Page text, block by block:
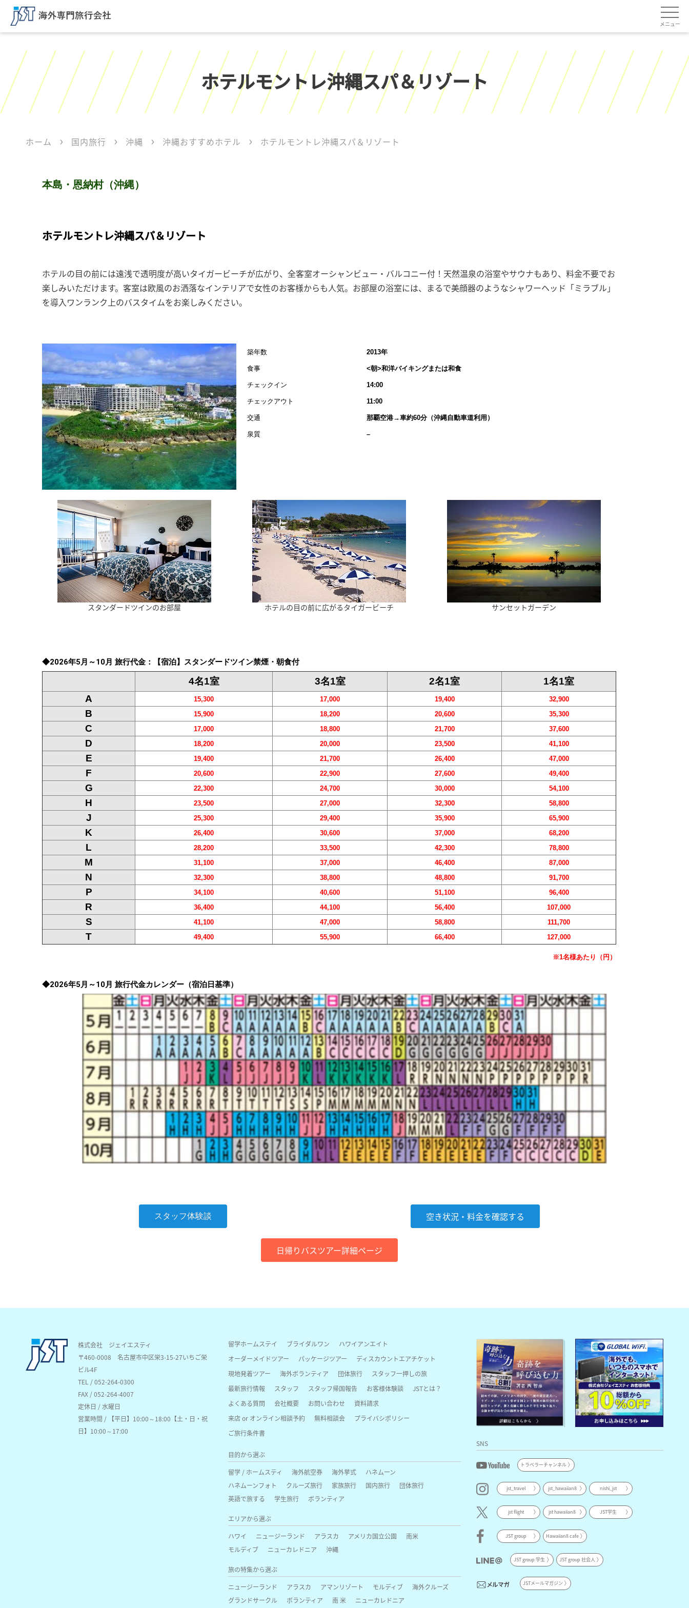
メニュー
ホテルモントレ沖縄スパ＆リゾート
ホーム 国内旅行 沖縄 沖縄おすすめホテル ホテルモントレ沖縄スパ＆リゾート
本島・恩納村（沖縄）
ホテルモントレ沖縄スパ＆リゾート
ホテルの目の前には遠浅で透明度が高いタイガービーチが広がり、全客室オーシャンビュー・バルコニー付！天然温泉の浴室やサウナもあり、料金不要でお
楽しみいただけます。客室は欧風のお洒落なインテリアで女性のお客様からも人気。お部屋の浴室には、まるで美顔器のようなシャワーヘッド「ミラブル」
を導入ワンランク上のバスタイムをお楽しみください。
築年数 2013年
食事 <朝>和洋バイキングまたは和食
チェックイン 14:00
チェックアウト 11:00
交通 那覇空港→車約60分（沖縄自動車道利用）
泉質 –
スタンダードツインのお部屋 ホテルの目の前に広がるタイガービーチ サンセットガーデン
◆2026年5月～10月 旅行代金：【宿泊】スタンダードツイン禁煙・朝食付
4名1室 3名1室 2名1室
1名1室
A
15,300 17,000 19,400 32,900
B 15,900 18,200 20,600 35,300
C 17,000 18,800 21,700 37,600
D 18,200 20,000 23,500 41,100
E 19,400 21,700 26,400 47,000
F 20,600 22,900 27,600 49,400
G 22,300 24,700 30,000 54,100
H 23,500 27,000 32,300 58,800
J 25,300 29,400 35,900 65,900
K 26,400 30,600 37,000 68,200
L 28,200 33,500 42,300 78,800
M 31,100 37,000 46,400 87,000
N 32,300 38,800 48,800 91,700
P 34,100 40,600 51,100 96,400
R 36,400 44,100 56,400 107,000
S 41,100 47,000 58,800 111,700
T 49,400 55,900 66,400 127,000
※1名様あたり（円）
◆2026年5月～10月 旅行代金カレンダー（宿泊日基準）
スタッフ体験談 空き状況・料金を確認する
日帰りバスツアー詳細ページ
株式会社 ジェイエスティ
〒460-0008名古屋市中区栄3-15-27いちご栄
ビル4F
TEL / 052-264-0300
FAX / 052-264-4007
定休日 / 水曜日
営業時間 / 【平日】10:00～18:00【土・日・祝
日】10:00～17:00
留学ホームステイ ブライダルワン
ハワイアンエイト
オーダーメイドツアー
パッケージツアー
ディスカウントエアチケット
現地発着ツアー
海外ボランティア 団体旅行
スタッフ一押しの旅
最新旅行情報
スタッフ スタッフ帰国報告 お客様体験談
JSTとは？
よくある質問
会社概要 お問い合わせ
資料請求
来店 or オンライン相談予約
無料相談会
プライバシポリシー
ご旅行条件書
目的から選ぶ
留学 / ホームスティ
海外航空券 海外挙式
ハネムーン
ハネムーンフォト
クルーズ旅行 家族旅行 国内旅行
団体旅行
英語で旅する
学生旅行 ボランティア
エリアから選ぶ
ハワイ
ニュージーランド アラスカ アメリカ国立公園
南米
モルディブ
ニューカレドニア 沖縄
旅の特集から選ぶ
ニュージーランド
アラスカ アマンリゾート モルディブ
海外クルーズ
グランドサークル
ボランティア 南 米 ニューカレドニア
SNS
トラベラーチャンネル
jst_travel jst_hawaiian8 nishi_jst
jst flight jst hawaiian8 JST学生
JST group Hawaiian8 cafe
JST group 学生 JST group 社会人
JSTメールマガジン